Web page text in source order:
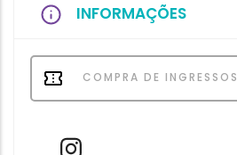
INFORMAÇÕES
COMPRA DE INGRESSOS